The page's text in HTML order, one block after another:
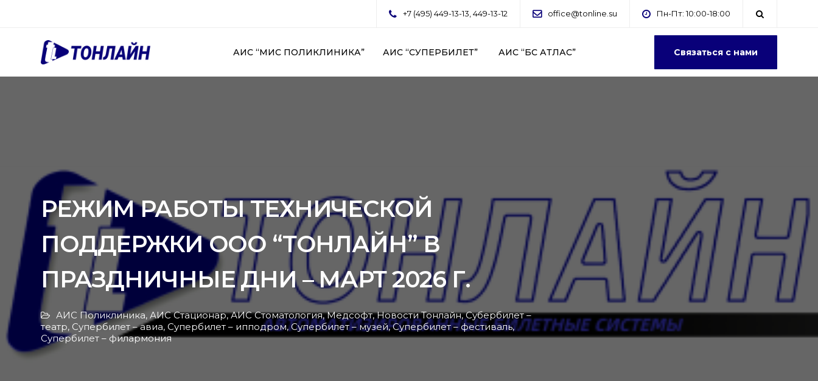
+7 (495) 449-13-13, 449-13-12 office@tonline.su Пн-Пт: 10:00-18:00
АИС “МИС ПОЛИКЛИНИКА” АИС “СУПЕРБИЛЕТ” АИС “БС АТЛАС” Связаться с нами
РЕЖИМ РАБОТЫ ТЕХНИЧЕСКОЙ
ПОДДЕРЖКИ ООО “ТOНЛАЙН” В
ПРАЗДНИЧНЫЕ ДНИ – МАРТ 2026 Г.
АИС Поликлиника, АИС Стационар,АИС Стоматология,Медсофт,Новости Тонлайн,Субербилет –
театр, Супербилет – авиа, Супербилет – ипподром,Супербилет – музей,Супербилет – фестиваль,
Супербилет – филармония